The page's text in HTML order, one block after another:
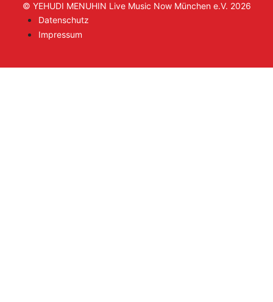
© YEHUDI MENUHIN Live Music Now München e.V. 2026
Datenschutz
Impressum